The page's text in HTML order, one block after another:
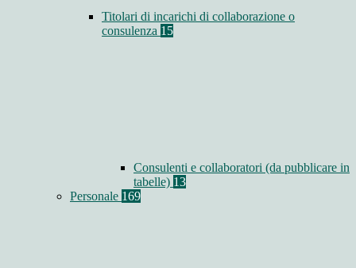
Titolari di incarichi di collaborazione o
consulenza 15
Consulenti e collaboratori (da pubblicare in
tabelle) 13
Personale 169